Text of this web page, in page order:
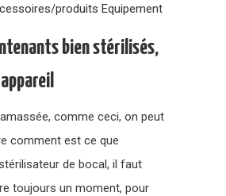
produits Equipement
bien stérilisés,
comme ceci, on peut
comment est ce que
de bocal, il faut
toujours un moment, pour